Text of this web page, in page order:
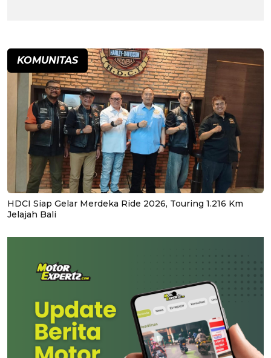
KOMUNITAS
HDCI Siap Gelar Merdeka Ride 2026, Touring 1.216 Km
Jelajah Bali